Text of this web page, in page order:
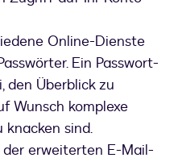
Online-Dienste
Ein Passwort-
den Überblick zu
Wunsch komplexe
knacken sind.
erweiterten E-Mail-